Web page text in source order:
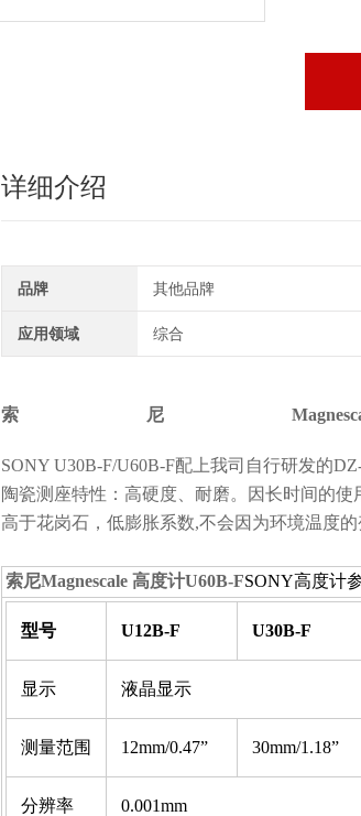
详细介绍
品牌 其他品牌
应用领域 综合
索尼
SONY U30B-F/U60B-F配上我司自行研发的
陶瓷测座特性：高硬度、耐磨。因长时间的
高于花岗石，低膨胀系数,不会因为环境温度
索尼Magnescale 高度计U60B-FSONY高度计
型号 U12B-F U30B-F
显示 液晶显示
测量范围 12mm/0.47” 30mm/1.18”
分辨率 0.001mm